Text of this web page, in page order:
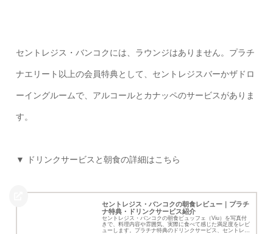
セントレジス・バンコクには、ラウンジはありません。プラチ
ナエリート以上の会員特典として、セントレジスバーかザドロ
ーイングルームで、アルコールとカナッペのサービスがありま
す。
▼ ドリンクサービスと朝食の詳細はこちら
セントレジス・バンコクの朝食レビュー｜プラチ
ナ特典・ドリンクサービス紹介
セントレジス・バンコクの朝食ビュッフェ（Viu）を写真付
きで、料理内容や雰囲気、実際に食べて感じた満足度をレビ
ューします。プラチナ特典のドリンクサービス、セントレジ